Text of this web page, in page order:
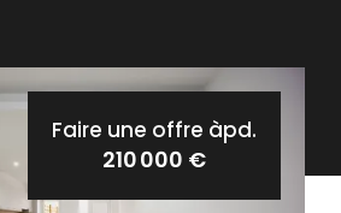
Faire une offre àpd.
210 000 €